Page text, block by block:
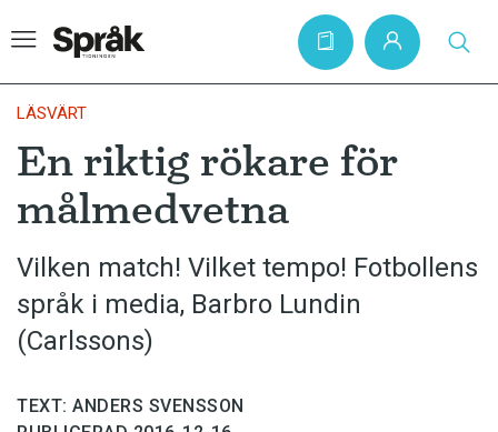
Hem
Artiklar
Krönikor
Språkfrågor
Skrivtips
Kviss
LÄSVÄRT
En riktig rökare för
målmedvetna
Vilken match! Vilket tempo! Fotbollens
språk i media, Barbro Lundin
(Carlssons)
TEXT: ANDERS SVENSSON